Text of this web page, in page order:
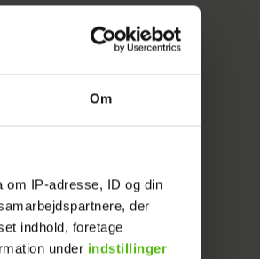
Om
om IP-adresse, ID og din
der
indhold, foretage
under indstillinger